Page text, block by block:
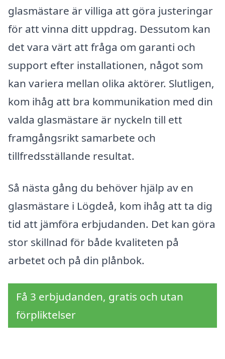
glasmästare är villiga att göra justeringar
för att vinna ditt uppdrag. Dessutom kan
det vara värt att fråga om garanti och
support efter installationen, något som
kan variera mellan olika aktörer. Slutligen,
kom ihåg att bra kommunikation med din
valda glasmästare är nyckeln till ett
framgångsrikt samarbete och
tillfredsställande resultat.
Så nästa gång du behöver hjälp av en
glasmästare i Lögdeå, kom ihåg att ta dig
tid att jämföra erbjudanden. Det kan göra
stor skillnad för både kvaliteten på
arbetet och på din plånbok.
Få 3 erbjudanden, gratis och utan
förpliktelser